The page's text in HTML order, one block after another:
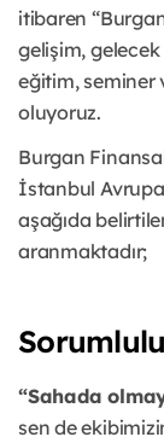
itibaren
gelişim,
eğitim, seminer
oluyoruz.
Burgan
İstanbul
aşağıda
aranmaktadır;
“Sahada
sen de